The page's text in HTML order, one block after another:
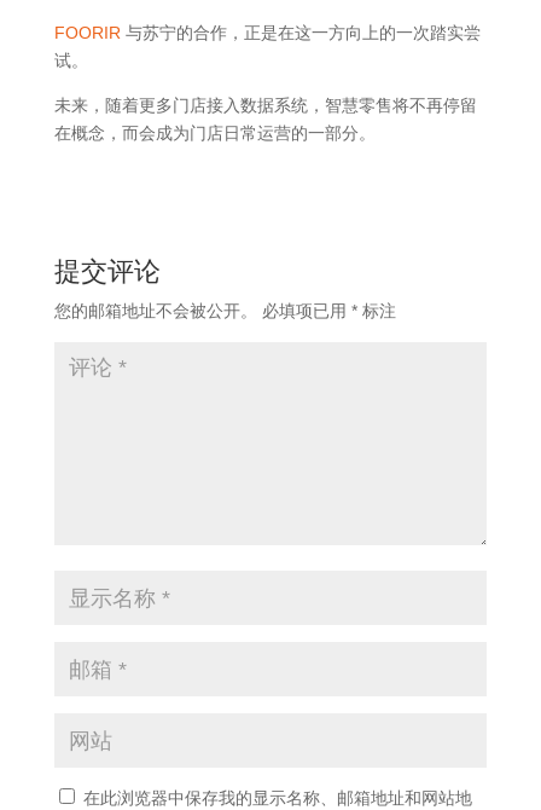
FOORIR与苏宁的合作，正是在这一方向上的一次踏实尝
试。
未来，随着更多门店接入数据系统，智慧零售将不再停留
在概念，而会成为门店日常运营的一部分。
提交评论
您的邮箱地址不会被公开。 必填项已用 *标注
在此浏览器中保存我的显示名称、邮箱地址和网站地